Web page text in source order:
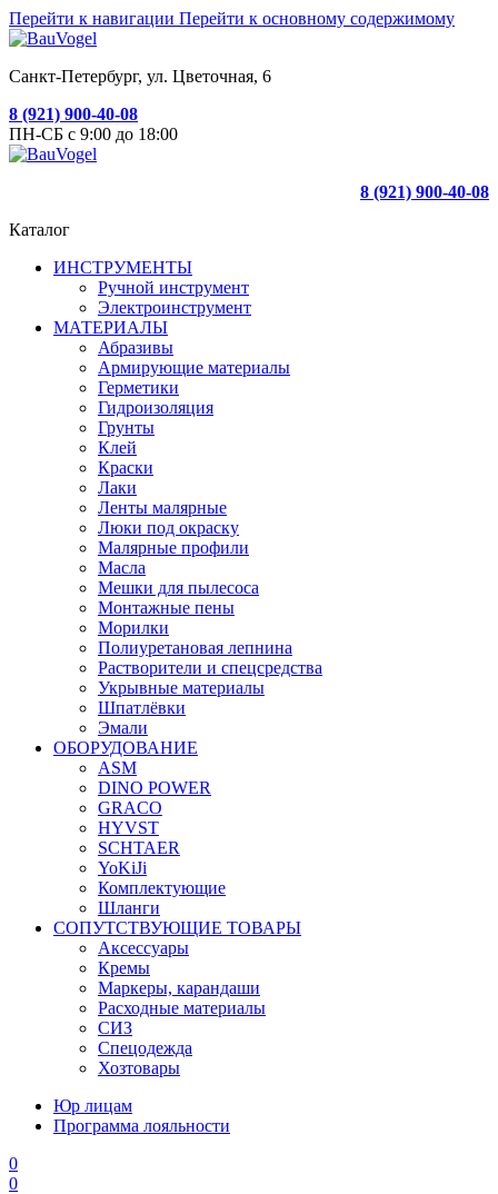
Перейти к навигации Перейти к основному содержимому
Санкт-Петербург, ул. Цветочная, 6
8 (921) 900-40-08
ПН-СБ с 9:00 до 18:00
8 (921) 900-40-08
Каталог
ИНСТРУМЕНТЫ
Ручной инструмент
Электроинструмент
МАТЕРИАЛЫ
Абразивы
Армирующие материалы
Герметики
Гидроизоляция
Грунты
Клей
Краски
Лаки
Ленты малярные
Люки под окраску
Малярные профили
Масла
Мешки для пылесоса
Монтажные пены
Морилки
Полиуретановая лепнина
Растворители и спецсредства
Укрывные материалы
Шпатлёвки
Эмали
ОБОРУДОВАНИЕ
ASM
DINO POWER
GRACO
HYVST
SCHTAER
YoKiJi
Комплектующие
Шланги
СОПУТСТВУЮЩИЕ ТОВАРЫ
Аксессуары
Кремы
Маркеры, карандаши
Расходные материалы
СИЗ
Спецодежда
Хозтовары
Юр лицам
Программа лояльности
0
0